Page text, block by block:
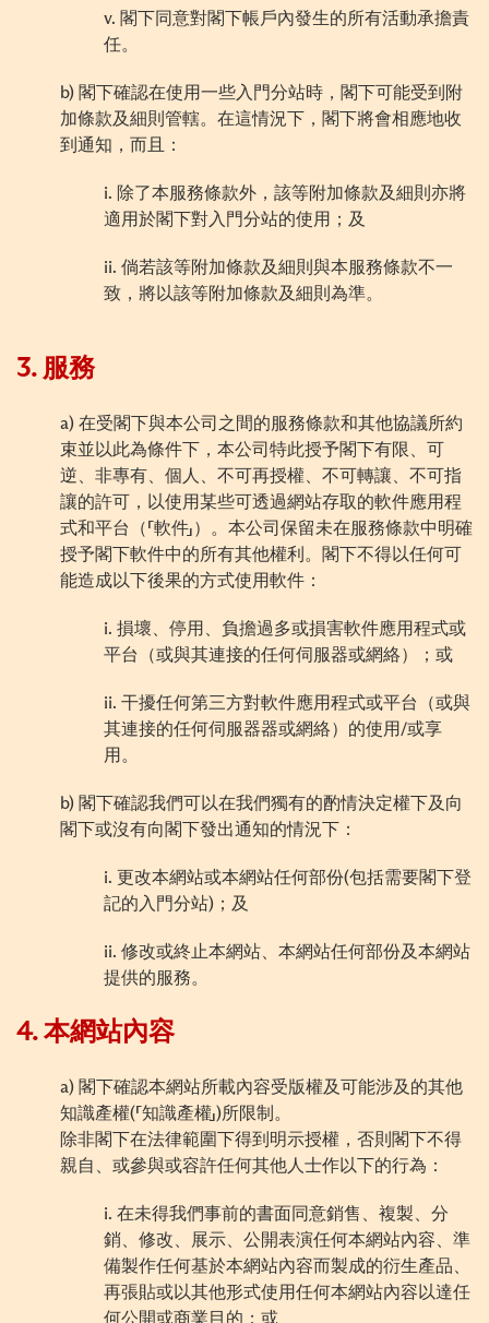
v. 閣下同意對閣下帳戶內發生的所有活動承擔責
任。
b) 閣下確認在使用一些入門分站時，閣下可能受到附
加條款及細則管轄。在這情況下，閣下將會相應地收
到通知，而且：
i. 除了本服務條款外，該等附加條款及細則亦將
適用於閣下對入門分站的使用；及
ii. 倘若該等附加條款及細則與本服務條款不一
致，將以該等附加條款及細則為準。
3. 服務
a) 在受閣下與本公司之間的服務條款和其他協議所約
束並以此為條件下，本公司特此授予閣下有限、可
逆、非專有、個人、不可再授權、不可轉讓、不可指
讓的許可，以使用某些可透過網站存取的軟件應用程
式和平台（「軟件」）。 本公司保留未在服務條款中明確
授予閣下軟件中的所有其他權利。閣下不得以任何可
能造成以下後果的方式使用軟件：
i. 損壞、停用、負擔過多或損害軟件應用程式或
平台（或與其連接的任何伺服器或網絡）
； 或
ii. 干擾任何第三方對軟件應用程式或平台（或與
其連接的任何伺服器器或網絡）的使用 /或享
用。
b) 閣下確認我們可以在我們獨有的酌情決定權下及向
閣下或沒有向閣下發出通知的情況下：
i. 更改本網站或本網站任何部份(包括需要閣下登
記的入門分站) ；及
ii. 修改或終止本網站、本網站任何部份及本網站
提供的服務。
4. 本網站內容
a) 閣下確認本網站所載內容受版權及可能涉及的其他
知識產權(「知識產權」)所限制。
除非閣下在法律範圍下得到明示授權，否則閣下不得
親自、或參與或容許任何其他人士作以下的行為：
i. 在未得我們事前的書面同意銷售、複製、分
銷、修改、展示、公開表演任何本網站內容、準
備製作任何基於本網站內容而製成的衍生產品、
再張貼或以其他形式使用任何本網站內容以達任
何公開或商業目的；或